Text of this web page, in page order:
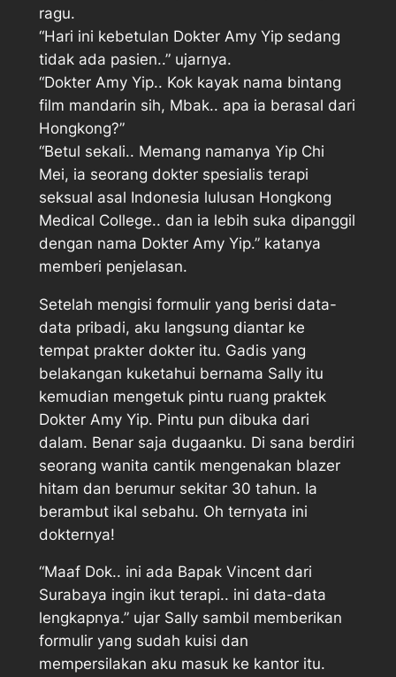
ragu.
“Hari ini kebetulan Dokter Amy Yip sedang
tidak ada pasien..” ujarnya.
“Dokter Amy Yip.. Kok kayak nama bintang
film mandarin sih, Mbak.. apa ia berasal dari
Hongkong?”
“Betul sekali.. Memang namanya Yip Chi
Mei, ia seorang dokter spesialis terapi
seksual asal Indonesia lulusan Hongkong
Medical College.. dan ia lebih suka dipanggil
dengan nama Dokter Amy Yip.” katanya
memberi penjelasan.
Setelah mengisi formulir yang berisi data-
data pribadi, aku langsung diantar ke
tempat prakter dokter itu. Gadis yang
belakangan kuketahui bernama Sally itu
kemudian mengetuk pintu ruang praktek
Dokter Amy Yip. Pintu pun dibuka dari
dalam. Benar saja dugaanku. Di sana berdiri
seorang wanita cantik mengenakan blazer
hitam dan berumur sekitar 30 tahun. Ia
berambut ikal sebahu. Oh ternyata ini
dokternya!
“Maaf Dok.. ini ada Bapak Vincent dari
Surabaya ingin ikut terapi.. ini data-data
lengkapnya.” ujar Sally sambil memberikan
formulir yang sudah kuisi dan
mempersilakan aku masuk ke kantor itu.